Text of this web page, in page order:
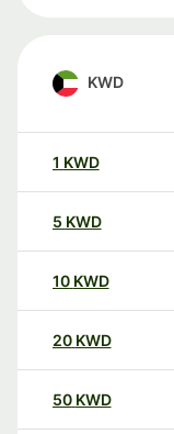
KWD
1 KWD
5 KWD
10 KWD
20 KWD
50 KWD